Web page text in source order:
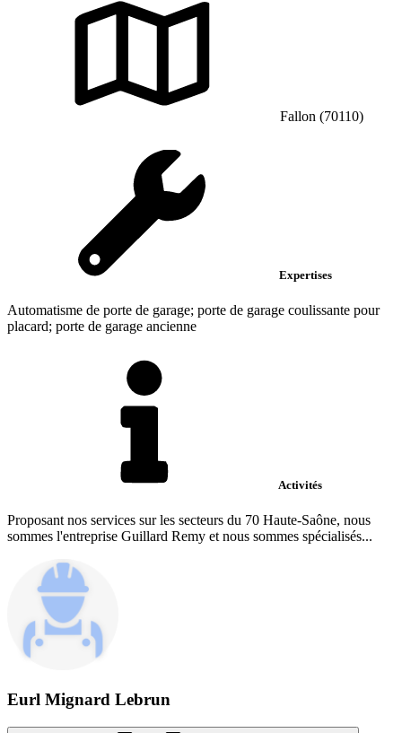
Fallon (70110)
Expertises
Automatisme de porte de garage; porte de garage coulissante pour
placard; porte de garage ancienne
Activités
Proposant nos services sur les secteurs du 70 Haute-Saône, nous
sommes l'entreprise Guillard Remy et nous sommes spécialisés...
Eurl Mignard Lebrun